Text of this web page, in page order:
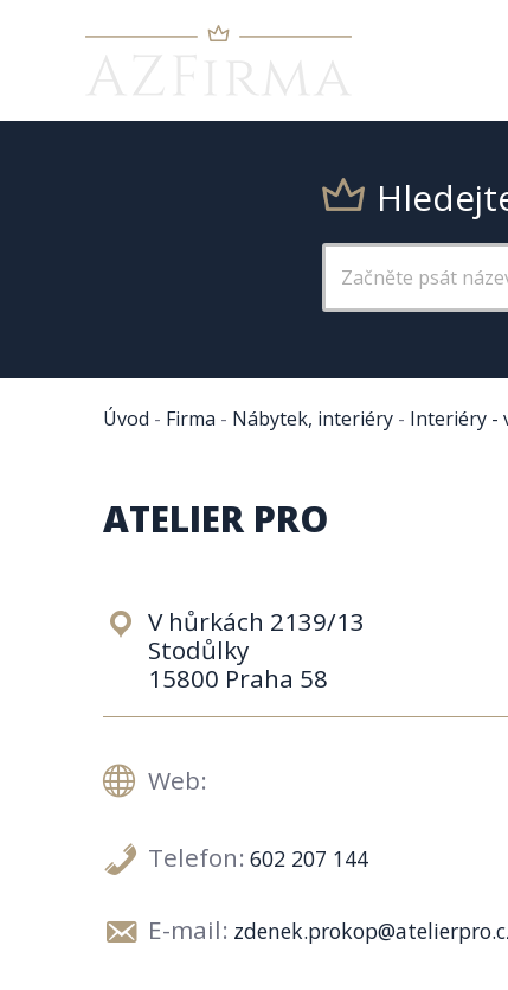
Úvod - Firma - Nábytek, interiéry - Interiéry -
ATELIER PRO
V hůrkách 2139/13
Stodůlky
15800 Praha 58
Web:
Telefon: 602 207 144
E-mail: